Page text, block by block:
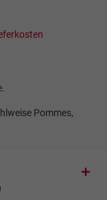
Pommes,